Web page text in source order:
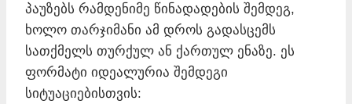
პაუზებს რამდენიმე წინადადების შემდეგ,
ხოლო თარჯიმანი ამ დროს გადასცემს
სათქმელს თურქულ ან ქართულ ენაზე. ეს
ფორმატი იდეალურია შემდეგი
სიტუაციებისთვის: